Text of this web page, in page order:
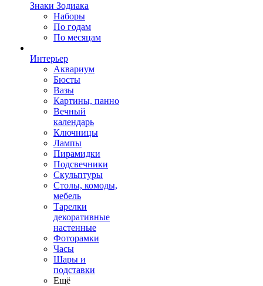
Знаки Зодиака
Наборы
По годам
По месяцам
Интерьер
Аквариум
Бюсты
Вазы
Картины, панно
Вечный
календарь
Ключницы
Лампы
Пирамидки
Подсвечники
Скульптуры
Столы, комоды,
мебель
Тарелки
декоративные
настенные
Фоторамки
Часы
Шары и
подставки
Ещё